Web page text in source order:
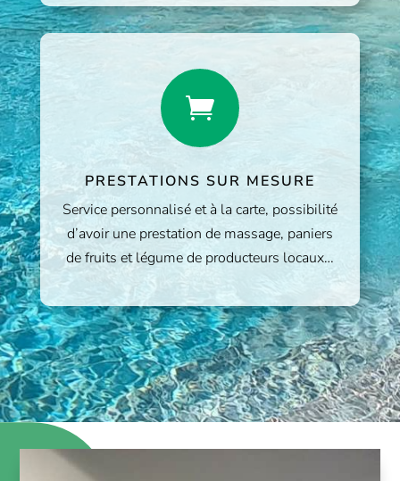

PRESTATIONS SUR MESURE
Service personnalisé et à la carte, possibilité
d’avoir une prestation de massage, paniers
de fruits et légume de producteurs locaux…